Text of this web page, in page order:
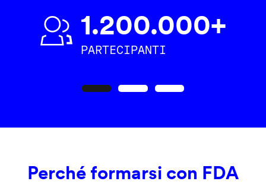
1.200.000+
PARTECIPANTI
Perché formarsi con FDA